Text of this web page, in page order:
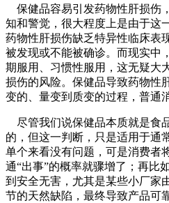
保健品容易引发药物性肝损伤
知和警觉，很大程度上是由于这
药物性肝损伤缺乏特异性临床表
被发现或不能被确诊。而现实中
期服用、习惯性服用，这无疑大
损伤的风险。保健品导致药物性
变的、量变到质变的过程，普通
尽管我们说保健品本质就是食
的，但这一判断，只是适用于通
单个来看没有问题，可是消费者
通“出事”的概率就骤增了；再比
到安全无害，尤其是某些小厂家
节的天然缺陷，最终导致产品可